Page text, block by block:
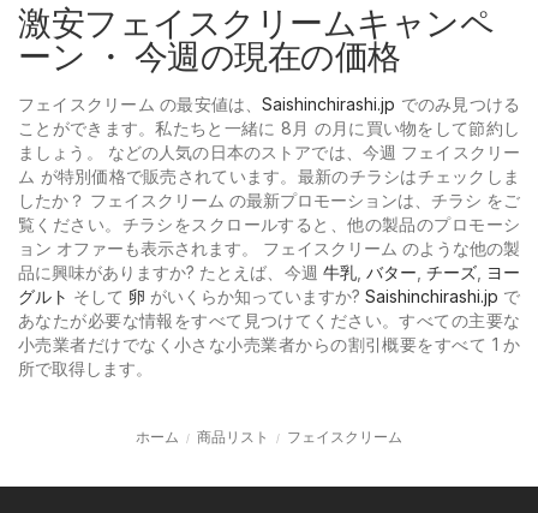
激安フェイスクリームキャンペ
ーン ・ 今週の現在の価格
フェイスクリーム の最安値は、Saishinchirashi.jp でのみ見つける
ことができます。私たちと一緒に 8月 の月に買い物をして節約し
ましょう。 などの人気の日本のストアでは、今週 フェイスクリー
ム が特別価格で販売されています。最新のチラシはチェックしま
したか？ フェイスクリーム の最新プロモーションは、チラシ をご
覧ください。チラシをスクロールすると、他の製品のプロモーシ
ョン オファーも表示されます。 フェイスクリーム のような他の製
品に興味がありますか? たとえば、今週 牛乳, バター チーズ ヨー
グルト そして 卵 がいくらか知っていますか? Saishinchirashi.jp で
あなたが必要な情報をすべて見つけてください。すべての主要な
小売業者だけでなく小さな小売業者からの割引概要をすべて 1 か
所で取得します。
ホーム 商品リスト フェイスクリーム